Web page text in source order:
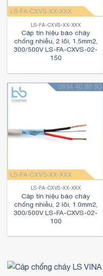
LS-FA-CXVS-XX-XXX
Cáp tín hiệu báo cháy
chống nhiễu, 2 lõi, 1.5mm2,
300/500V LS-FA-CXVS-02-
150
LS-FA-CXVS-XX-XXX
Cáp tín hiệu báo cháy
chống nhiễu, 2 lõi, 1.0mm2,
300/500V LS-FA-CXVS-02-
100